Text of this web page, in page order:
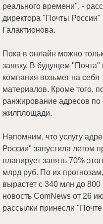
реального времени", -
директора "Почты
Галактионова.
Пока в онлайн можно
заявку. В будущем "Почта"
компания возьмет на себя
материалов. Кроме того,
ранжирование адресов по
жилплощади.
Напомним, что услугу
России" запустила летом
планирует занять 70%
млрд руб. По их
вырастет с 340 млн до
новость ComNews от 26
рассылки принесли